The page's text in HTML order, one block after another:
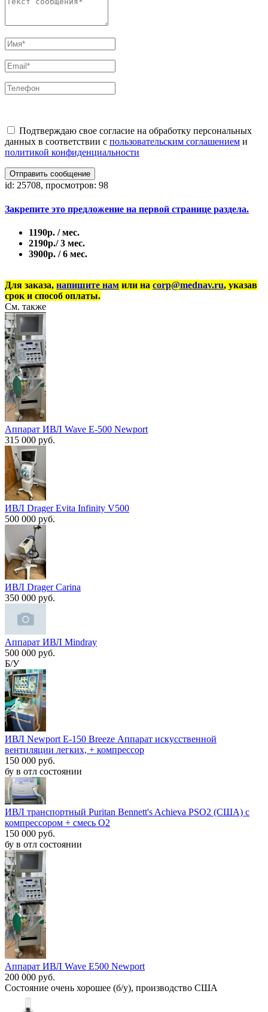
Подтверждаю свое согласие на обработку персональных
данных в соответствии с пользовательским соглашением и
политикой конфиденциальности
Отправить сообщение
id: 25708, просмотров: 98
Закрепите это предложение на первой странице раздела.
1190р. / мес.
2190р./ 3 мес.
3900р. / 6 мес.
Для заказа, напишите нам или на corp@mednav.ru, указав
срок и способ оплаты.
См. также
Аппарат ИВЛ Wave E-500 Newport
315 000 руб.
ИВЛ Drager Evita Infinity V500
500 000 руб.
ИВЛ Drager Carina
350 000 руб.
Аппарат ИВЛ Mindray
500 000 руб.
Б/У
ИВЛ Newport E-150 Breeze Аппарат искусственной
вентиляции легких, + компрессор
150 000 руб.
бу в отл состоянии
ИВЛ транспортный Puritan Bennett's Achieva PSO2 (США) с
компрессором + смесь O2
150 000 руб.
бу в отл состоянии
Аппарат ИВЛ Wave E500 Newport
200 000 руб.
Состояние очень хорошее (б/у), производство США